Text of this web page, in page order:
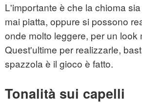
L'importante è che la chioma
mai piatta, oppure si possono
onde molto leggere, per un look
Quest'ultime per realizzarle,
spazzola è il gioco è fatto.
Tonalità sui capelli